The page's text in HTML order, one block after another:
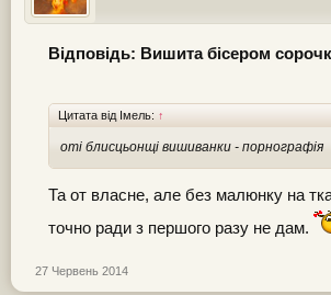
Відповідь: Вишита бісером
Цитата від Імель: ↑
оті блисцьонщі вишиванки - порнографія
Та от власне, але без малюнку на
точно ради з першого разу не дам.
27 Червень 2014